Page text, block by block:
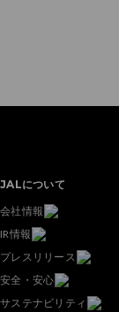
JALについて
会社情報
IR情報
プレスリリース
安全・安心
サステナビリティ